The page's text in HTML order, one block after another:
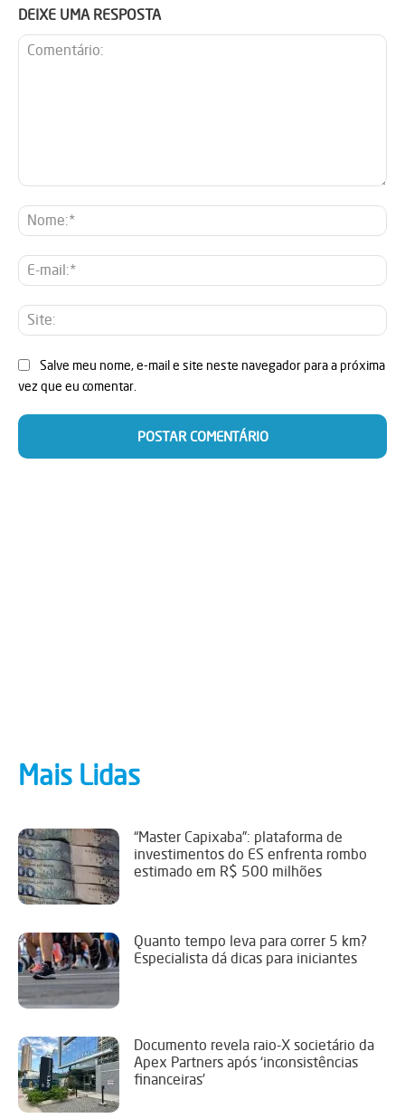
DEIXE UMA RESPOSTA
E-
Salve meu nome, e-mail e site neste navegador para a próxima
vez que eu comentar.
Mais Lidas
“Master Capixaba”: plataforma de
investimentos do ES enfrenta rombo
estimado em R$ 500 milhões
Quanto tempo leva para correr 5 km?
Especialista dá dicas para iniciantes
Documento revela raio-X societário da
Apex Partners após ‘inconsistências
financeiras’